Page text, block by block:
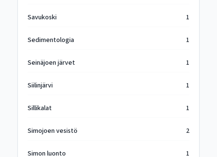
Savukoski 1
Sedimentologia 1
Seinäjoen järvet 1
Siilinjärvi 1
Sillikalat 1
Simojoen vesistö 2
Simon luonto 1